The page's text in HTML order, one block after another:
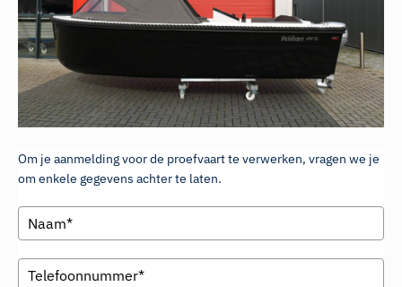
Om je aanmelding voor de proefvaart te verwerken, vragen we je
om enkele gegevens achter te laten.